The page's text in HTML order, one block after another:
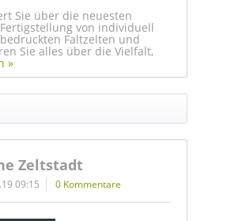
Sie über die neuesten
von individuell
Faltzelten und
Sie alles über die Vielfalt,
»
Zeltstadt
09:15 0 Kommentare